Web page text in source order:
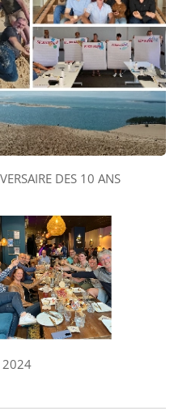
DES 10 ANS
2024